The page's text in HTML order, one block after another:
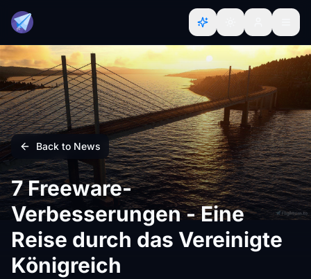
Back to News
7 Freeware-
Verbesserungen - Eine
Reise durch das Vereinigte
Königreich